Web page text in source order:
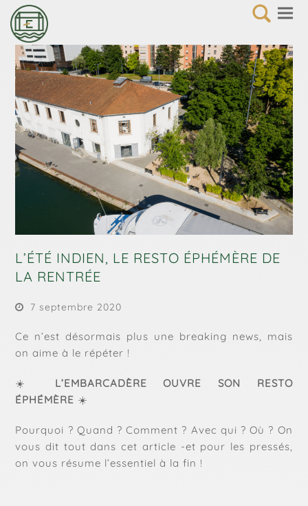
L’ÉTÉ INDIEN, LE RESTO ÉPHÉMÈRE DE
LA RENTRÉE
7 septembre 2020
Ce n’est désormais plus une breaking news, mais
on aime à le répéter !
☀️ L’EMBARCADÈRE OUVRE SON RESTO
ÉPHÉMÈRE ☀️
Pourquoi ? Quand ? Comment ? Avec qui ? Où ? On
vous dit tout dans cet article -et pour les pressés,
on vous résume l’essentiel à la fin !